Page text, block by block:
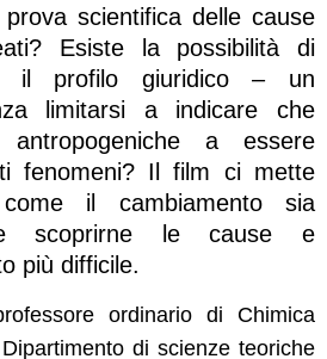
scientifica delle cause
Esiste la possibilità di
il profilo giuridico – un
limitarsi a indicare che
a essere
fenomeni? Il film ci mette
il cambiamento sia
scoprirne le cause e
più difficile.
ordinario di Chimica
di scienze teoriche